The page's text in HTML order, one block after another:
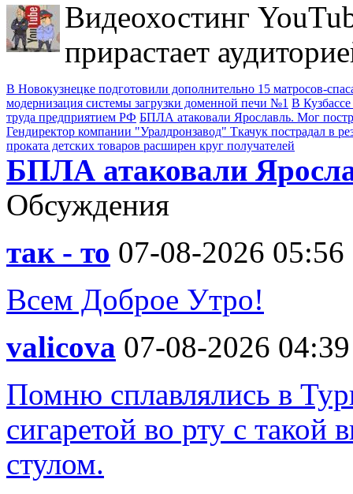
Видеохостинг
прирастает
В Новокузнецке подготовили дополнительно 15 матросов-
модернизация системы загрузки доменной печи №1 В
труда предприятием РФ БПЛА атаковали Ярославль. Мог
Гендиректор компании "Уралдронзавод" Ткачук пострадал в
проката детских товаров расширен круг получателей
БПЛА атаковали
Обсуждения
так - то 07-08-2026 05:56
Всем Доброе Утро!
valicova 07-08-2026 04:39
Помню сплавлялись в
сигаретой во рту с
стулом.